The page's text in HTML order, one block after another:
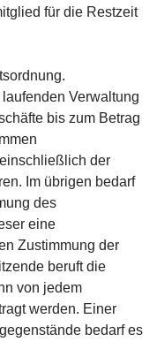
für die Restzeit
Verwaltung
bis zum Betrag
der
Im übrigen bedarf
des
eine
Zustimmung der
beruft die
von jedem
werden. Einer
bedarf es